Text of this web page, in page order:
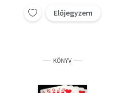
Előjegyzem
KÖNYV